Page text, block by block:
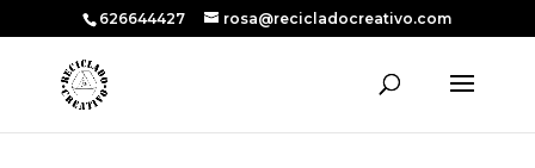
626644427 rosa@recicladocreativo.com